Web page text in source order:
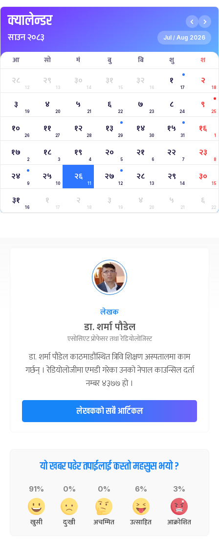
क्यालेन्डर
साउन २०८३ Jul / Aug 2026
आ सो मं बु बि शु श
२८
12
२९
13
३०
14
३१
15
३२
16
१
17
२
18
३
19
४
20
५
21
६
22
७
23
८
24
९
25
१०
26
११
27
१२
28
१३
29
१४
30
१५
31
१६
1
१७
2
१८
3
१९
4
२०
5
२१
6
२२
7
२३
8
२४
9
२५
10
२६
11
२७
12
२८
13
२९
14
३०
15
३१
16
१
17
२
18
३
19
४
20
५
21
६
22
लेखक
डा. शर्मा पौडेल
एसोसिएट प्रोफेसर तथा रेडियोलोजिस्ट
डा. शर्मा पौडेल काठमाडौंस्थित त्रिवि शिक्षण अस्पतालमा काम
गर्छन् । रेडियोलोजीमा एमडी गरेका उनको नेपाल काउन्सिल दर्ता
नम्बर ४३७७ हो ।
लेखकको सबै आर्टिकल
यो खबर पढेर तपाईलाई कस्तो महसुस भयो ?
91%
खुसी
0%
दुःखी
0%
अचम्मित
6%
उत्साहित
3%
आक्रोशित